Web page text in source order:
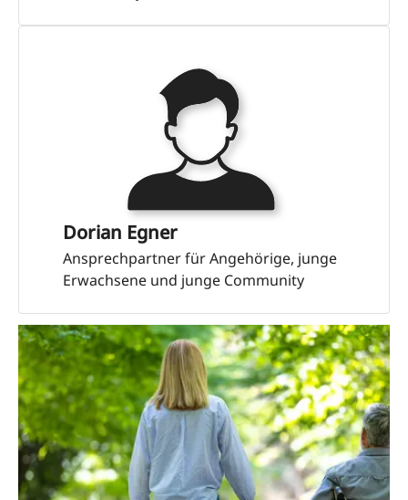
Dorian Egner
Ansprechpartner für Angehörige, junge
Erwachsene und junge Community